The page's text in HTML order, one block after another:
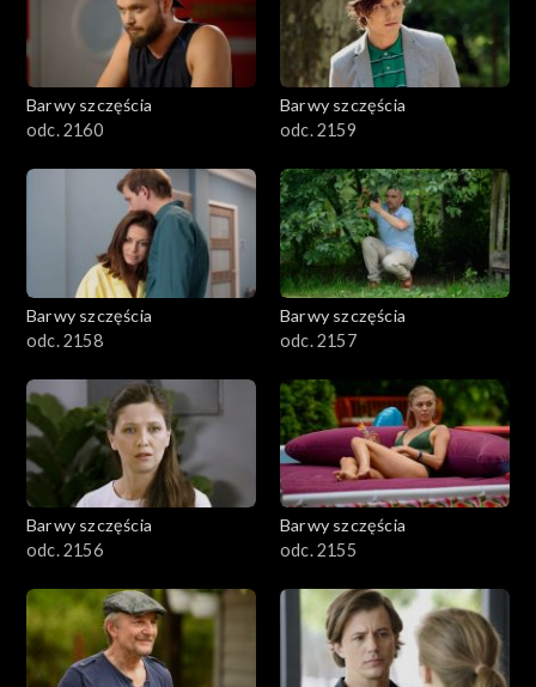
Barwy szczęścia
odc. 2160
Barwy szczęścia
odc. 2159
Barwy szczęścia
odc. 2158
Barwy szczęścia
odc. 2157
Barwy szczęścia
odc. 2156
Barwy szczęścia
odc. 2155